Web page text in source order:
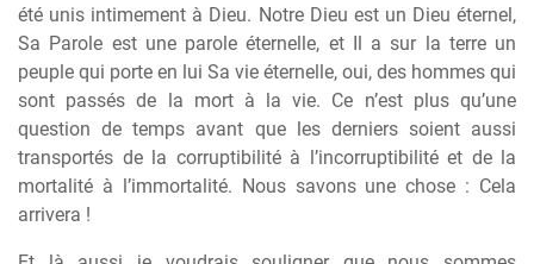
été unis intimement à Dieu. Notre Dieu est un Dieu éternel,
Sa Parole est une parole éternelle, et Il a sur la terre un
peuple qui porte en lui Sa vie éternelle, oui, des hommes qui
sont passés de la mort à la vie. Ce n’est plus qu’une
question de temps avant que les derniers soient aussi
transportés de la corruptibilité à l’incorruptibilité et de la
mortalité à l’immortalité. Nous savons une chose : Cela
arrivera !